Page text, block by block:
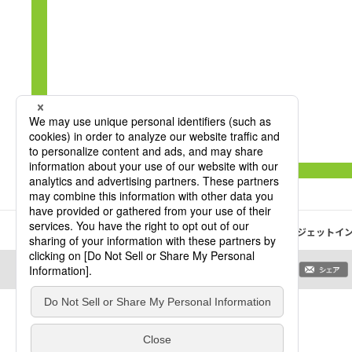
HOME DICサステナブルパッケージングサイト インクジェットイ
このページをシェア：